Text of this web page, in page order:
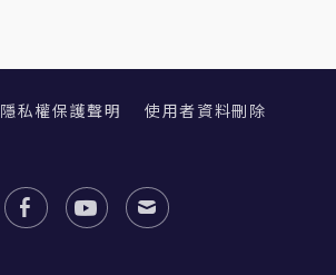
隱私權保護聲明 使用者資料刪除